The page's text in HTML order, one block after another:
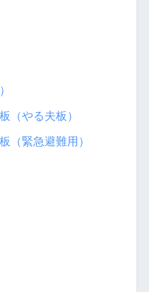
（やる夫板）
（緊急避難用）